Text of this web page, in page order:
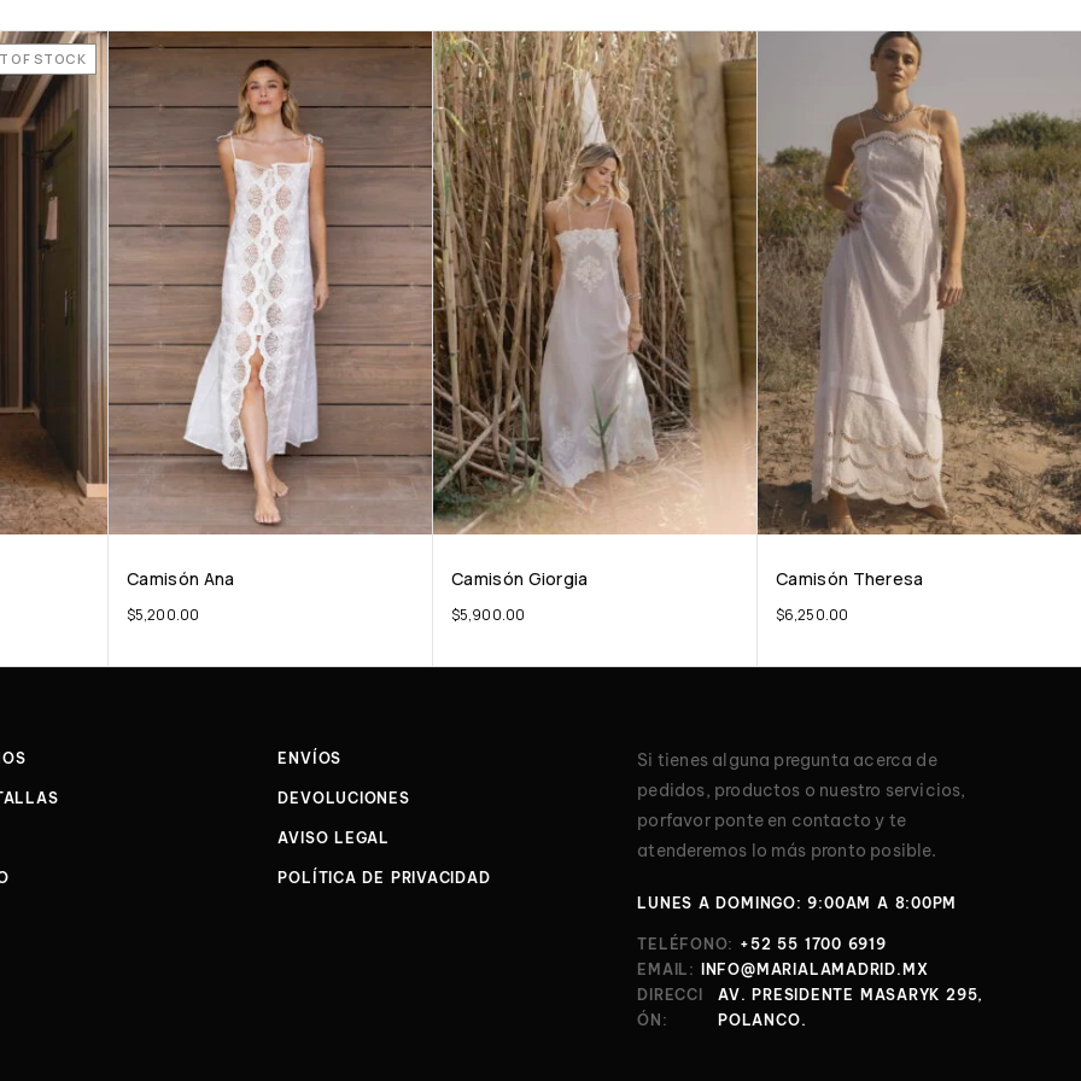
OF STOCK
Camisón Ana
$5,200.00
Camisón Giorgia
$5,900.00
Camisón Theresa
$6,250.00
ENVÍOS
DEVOLUCIONES
AVISO LEGAL
POLÍTICA DE PRIVACIDAD
Si tienes alguna pregunta acerca de
pedidos, productos o nuestro servicios,
porfavor ponte en contacto y te
atenderemos lo más pronto posible.
LUNES A DOMINGO: 9:00AM A 8:00PM
TELÉFONO: +52 55 1700 6919
EMAIL:
INFO@MARIALAMADRID.MX
DIRECCI
ÓN:
AV. PRESIDENTE MASARYK 295,
POLANCO.